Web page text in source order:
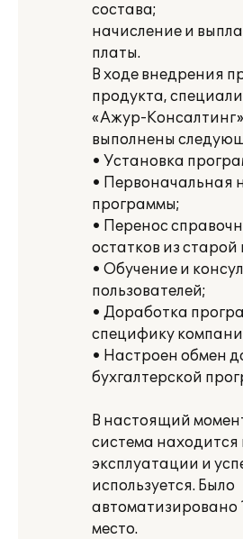
состава;
начисление и
платы.
В ходе внедрения
продукта,
«Ажур-
выполнены
• Установка
• Первоначальная
программы;
• Перенос
остатков из
• Обучение и
пользователей;
• Доработка
специфику
• Настроен обмен
бухгалтерской
В настоящий
система находится
эксплуатации и
используется. Было
автоматизировано
место.